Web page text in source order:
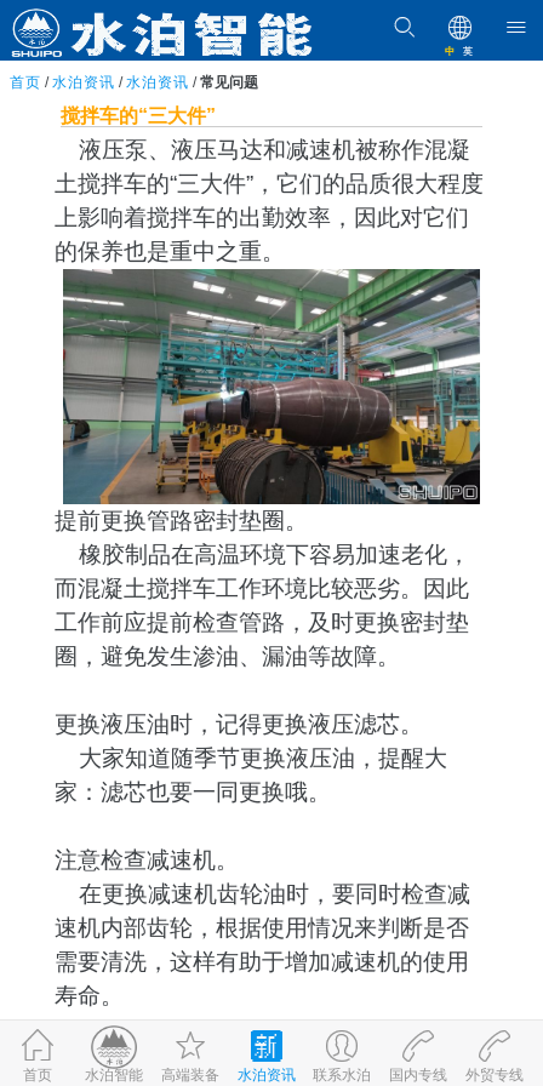
中 英
首页 / 水泊资讯 / 水泊资讯 / 常见问题
搅拌车的“三大件”
液压泵、液压马达和减速机被称作混凝
土搅拌车的“三大件”，它们的品质很大程度
上影响着搅拌车的出勤效率，因此对它们
的保养也是重中之重。
提前更换管路密封垫圈。
橡胶制品在高温环境下容易加速老化，
而混凝土搅拌车工作环境比较恶劣。因此
工作前应提前检查管路，及时更换密封垫
圈，避免发生渗油、漏油等故障。
更换液压油时，记得更换液压滤芯。
大家知道随季节更换液压油，提醒大
家：滤芯也要一同更换哦。
注意检查减速机。
在更换减速机齿轮油时，要同时检查减
速机内部齿轮，根据使用情况来判断是否
需要清洗，这样有助于增加减速机的使用
寿命。
确认散热器功能。
©2017-2026水泊智能 鲁ICP备09059980号-1 鲁公网安备 37083202370898号
首页 水泊智能 高端装备 水泊资讯 联系水泊 国内专线 外贸专线